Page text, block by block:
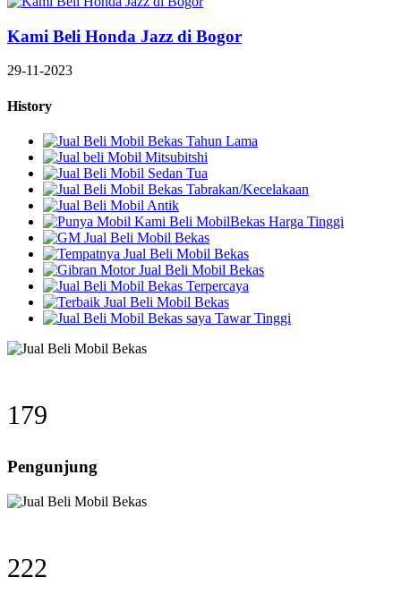
Kami Beli Honda Jazz di Bogor
29-11-2023
History
249
Pengunjung
307